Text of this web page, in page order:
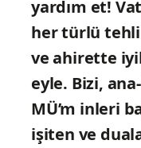
yardım et!
her türlü
ve ahirette
eyle. Bizi,
MÜ’m inleri
işiten ve